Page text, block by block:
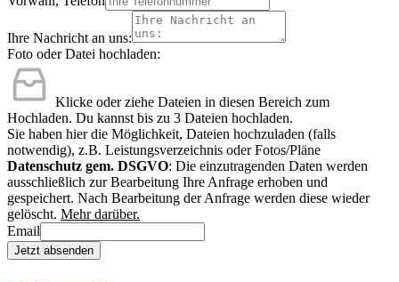
Ihre Nachricht an uns:
Foto oder Datei hochladen:
Klicke oder ziehe Dateien in diesen Bereich zum
Hochladen. Du kannst bis zu 3 Dateien hochladen.
Sie haben hier die Möglichkeit, Dateien hochzuladen (falls
notwendig), z.B. Leistungsverzeichnis oder Fotos/Pläne
Datenschutz gem. DSGVO: Die einzutragenden Daten werden
ausschließlich zur Bearbeitung Ihre Anfrage erhoben und
gespeichert. Nach Bearbeitung der Anfrage werden diese wieder
gelöscht. Mehr darüber.
Email
Jetzt absenden